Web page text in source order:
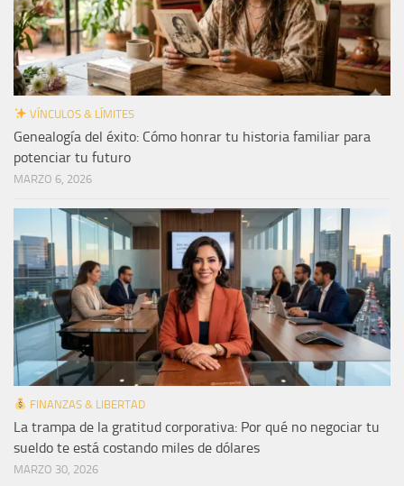
VÍNCULOS & LÍMITES
Genealogía del éxito: Cómo honrar tu historia familiar para
potenciar tu futuro
MARZO 6, 2026
FINANZAS & LIBERTAD
La trampa de la gratitud corporativa: Por qué no negociar tu
sueldo te está costando miles de dólares
MARZO 30, 2026